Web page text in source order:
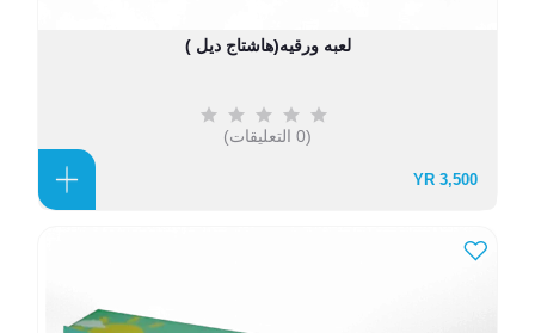
لعبه ورقيه(هاشتاج ديل )
(0 التعليقات)
3,500 YR